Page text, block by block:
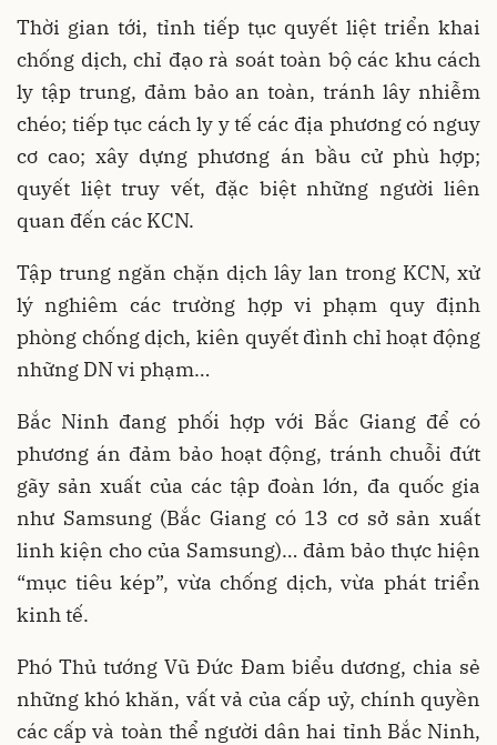
Thời gian tới, tỉnh tiếp tục quyết liệt triển khai
chống dịch, chỉ đạo rà soát toàn bộ các khu cách
ly tập trung, đảm bảo an toàn, tránh lây nhiễm
chéo; tiếp tục cách ly y tế các địa phương có nguy
cơ cao; xây dựng phương án bầu cử phù hợp;
quyết liệt truy vết, đặc biệt những người liên
quan đến các KCN.
Tập trung ngăn chặn dịch lây lan trong KCN, xử
lý nghiêm các trường hợp vi phạm quy định
phòng chống dịch, kiên quyết đình chỉ hoạt động
những DN vi phạm…
Bắc Ninh đang phối hợp với Bắc Giang để có
phương án đảm bảo hoạt động, tránh chuỗi đứt
gãy sản xuất của các tập đoàn lớn, đa quốc gia
như Samsung (Bắc Giang có 13 cơ sở sản xuất
linh kiện cho của Samsung)… đảm bảo thực hiện
“mục tiêu kép”, vừa chống dịch, vừa phát triển
kinh tế.
Phó Thủ tướng Vũ Đức Đam biểu dương, chia sẻ
những khó khăn, vất vả của cấp uỷ, chính quyền
các cấp và toàn thể người dân hai tỉnh Bắc Ninh,